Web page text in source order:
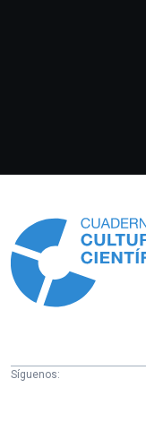
Síguenos: